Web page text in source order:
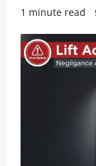
1 minute read